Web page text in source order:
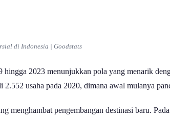
di Indonesia | Goodstats
2023 menunjukkan pola yang menarik
usaha pada 2020, dimana awal mulanya
menghambat pengembangan destinasi baru.